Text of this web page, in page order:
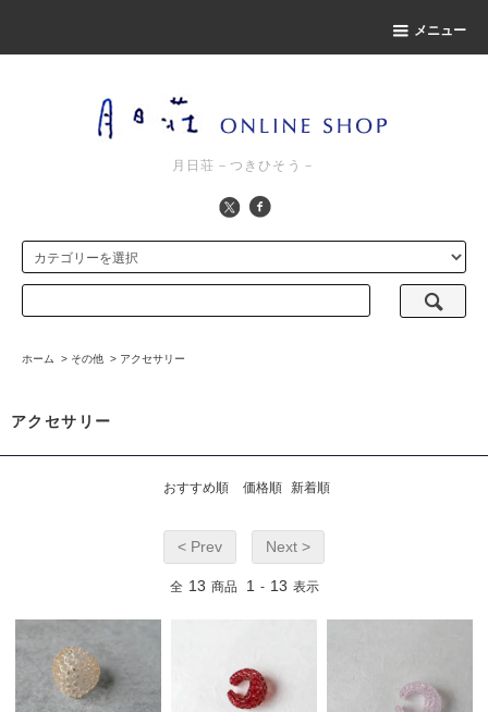
メニュー
月日荘－つきひそう－
ホーム > その他 > アクセサリー
アクセサリー
おすすめ順 価格順 新着順
< Prev Next >
全 13 商品 1 - 13 表示